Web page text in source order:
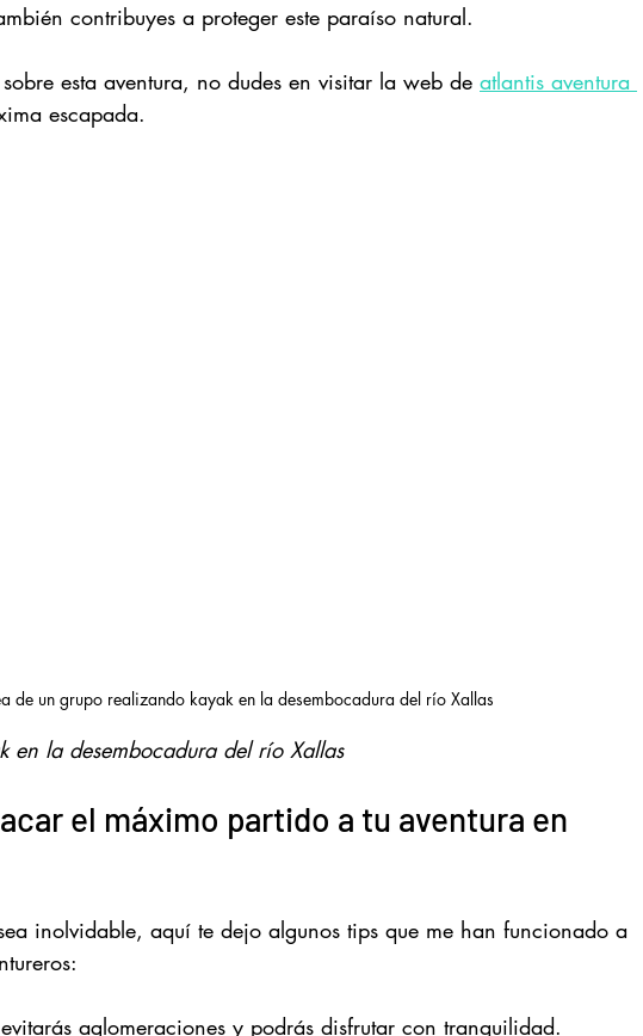
contribuyes a proteger este paraíso natural.
esta aventura, no dudes en visitar la web de atlantis aventura
escapada.
de un grupo realizando kayak en la desembocadura del río Xallas
en la desembocadura del río Xallas
el máximo partido a tu aventura en
inolvidable, aquí te dejo algunos tips que me han funcionado a
aglomeraciones y podrás disfrutar con tranquilidad.